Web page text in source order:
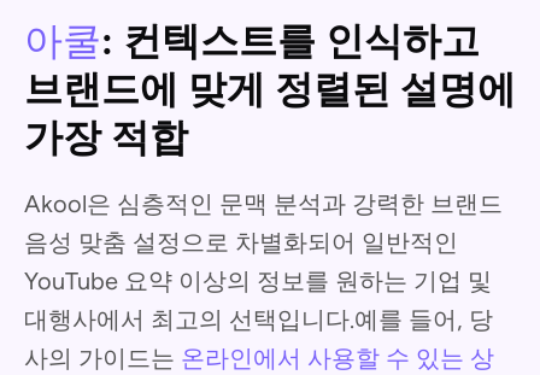
아쿨: 컨텍스트를 인식하고
브랜드에 맞게 정렬된 설명에
가장 적합
Akool은 심층적인 문맥 분석과 강력한 브랜드
음성 맞춤 설정으로 차별화되어 일반적인
YouTube 요약 이상의 정보를 원하는 기업 및
대행사에서 최고의 선택입니다.예를 들어, 당
사의 가이드는 온라인에서 사용할 수 있는 상